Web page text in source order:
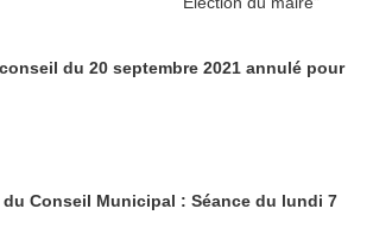
du 20 septembre 2021 annulé pour